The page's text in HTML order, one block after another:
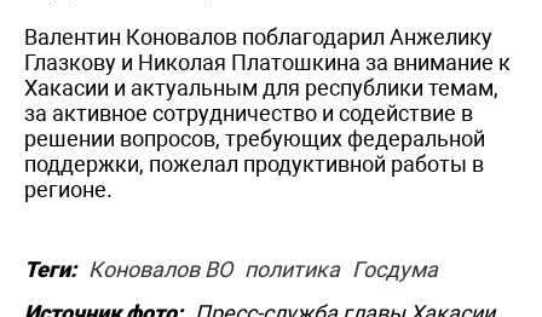
Валентин Коновалов поблагодарил Анжелику
Глазкову и Николая Платошкина за внимание к
Хакасии и актуальным для республики темам,
за активное сотрудничество и содействие в
решении вопросов, требующих федеральной
поддержки, пожелал продуктивной работы в
регионе.
Теги: Коновалов ВО политика Госдума